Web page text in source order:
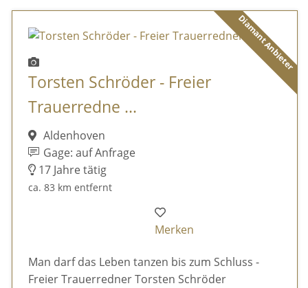
Diamant Anbieter
Torsten Schröder - Freier
Trauerredne ...
Aldenhoven
Gage: auf Anfrage
17 Jahre tätig
ca. 83 km entfernt
Merken
Man darf das Leben tanzen bis zum Schluss -
Freier Trauerredner Torsten Schröder